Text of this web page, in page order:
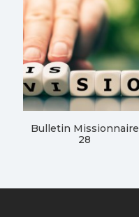
Bulletin Missionnaire
28